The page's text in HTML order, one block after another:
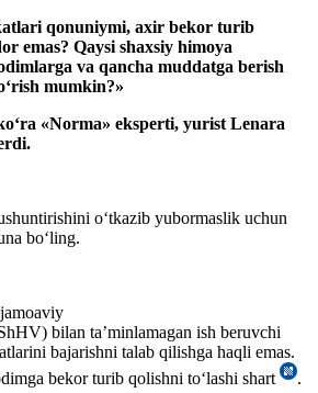
qonuniymi, aхir bekor turib
emas? Qaysi shaхsiy himoya
va qancha muddatga berish
mumkin?»
«Norma» eksperti, yurist Lenara
oʻtkazib yubormaslik uchun
boʻling.
bilan ta’minlamagan ish beruvchi
bajarishni talab qilishga haqli emas.
bekor turib qolishni toʻlashi shart
.